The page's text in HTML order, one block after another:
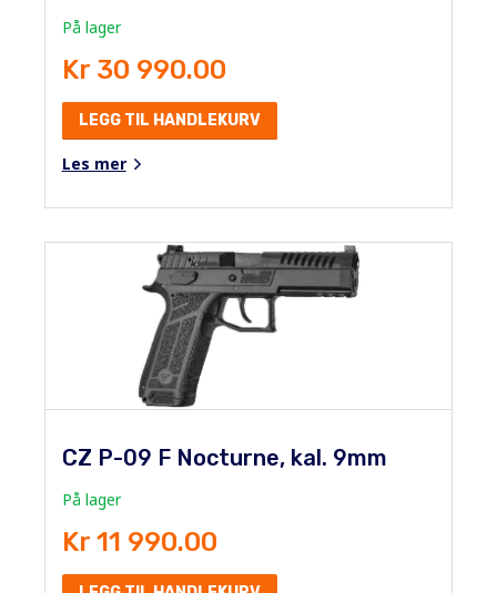
På lager
Kr 30 990.00
LEGG TIL HANDLEKURV
Les mer
CZ P-09 F Nocturne, kal. 9mm
På lager
Kr 11 990.00